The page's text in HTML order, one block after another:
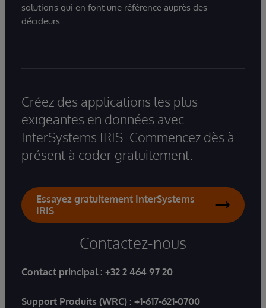
solutions qui en font une référence auprès des
décideurs.
Créez des applications les plus
exigeantes en données avec
InterSystems IRIS. Commencez dès à
présent à coder gratuitement.
Essayez gratuitement InterSystems
IRIS
Contactez-nous
Contact principal : +32 2 464 97 20
Support Produits (WRC) : +1-617-621-0700